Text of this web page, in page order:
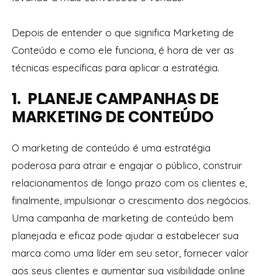
Depois de entender o que significa Marketing de
Conteúdo e como ele funciona, é hora de ver as
técnicas específicas para aplicar a estratégia.
1. PLANEJE CAMPANHAS DE
MARKETING DE CONTEÚDO
O marketing de conteúdo é uma estratégia
poderosa para atrair e engajar o público, construir
relacionamentos de longo prazo com os clientes e,
finalmente, impulsionar o crescimento dos negócios.
Uma campanha de marketing de conteúdo bem
planejada e eficaz pode ajudar a estabelecer sua
marca como uma líder em seu setor, fornecer valor
aos seus clientes e aumentar sua visibilidade online